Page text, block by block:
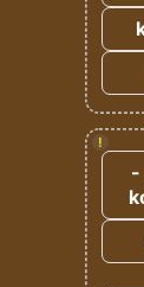
!
-